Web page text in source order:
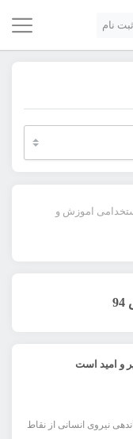
ثبت نام
اموزش و
و امید است
نیروی انسانی از نقاط